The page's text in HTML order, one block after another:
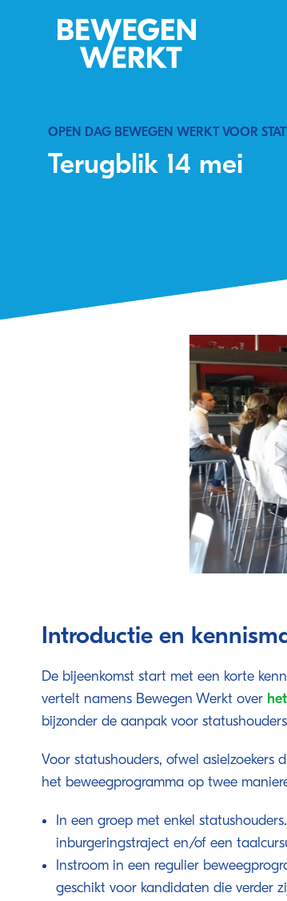
OPEN DAG BEWEGEN WERKT VOOR
Terugblik 14 mei
Introductie en
De bijeenkomst start met een korte
vertelt namens Bewegen Werkt over
bijzonder de aanpak voor
Voor statushouders, ofwel asielzoekers
het beweegprogramma op twee
In een groep met enkel
inburgeringstraject en/of een
Instroom in een regulier
geschikt voor kandidaten die verder